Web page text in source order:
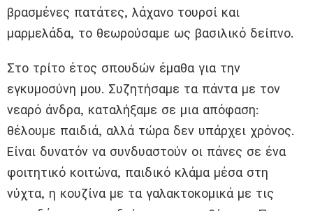
βρασμένες πατάτες, λάχανο τουρσί και
μαρμελάδα, το θεωρούσαμε ως βασιλικό δείπνο.
Στο τρίτο έτος σπουδών έμαθα για την
εγκυμοσύνη μου. Συζητήσαμε τα πάντα με τον
νεαρό άνδρα, καταλήξαμε σε μια απόφαση:
θέλουμε παιδιά, αλλά τώρα δεν υπάρχει χρόνος.
Είναι δυνατόν να συνδυαστούν οι πάνες σε ένα
φοιτητικό κοιτώνα, παιδικό κλάμα μέσα στη
νύχτα, η κουζίνα με τα γαλακτοκομικά με τις